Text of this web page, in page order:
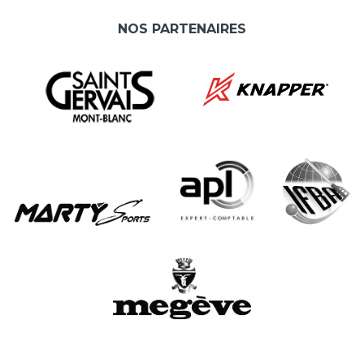
NOS PARTENAIRES